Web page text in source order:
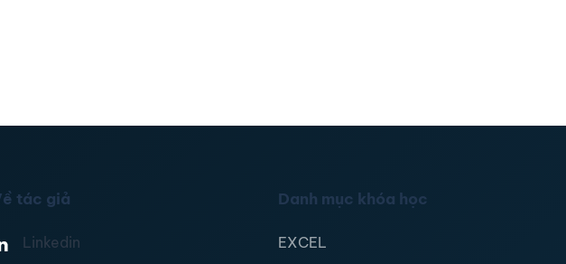
tác giả
Linkedin
Danh mục khóa học
EXCEL